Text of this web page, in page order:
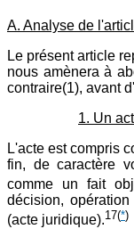
A. Analyse de
Le présent article
nous amènera à
contraire(1), avant
1. Un
L'acte est compris
fin, de caractère
comme un fait
décision,
(acte juridique).17(*)